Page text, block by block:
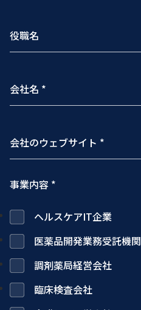
事業内容 *
ヘルスケアIT企業
医薬品開発業務受託機関
調剤薬局経営会社
臨床検査会社